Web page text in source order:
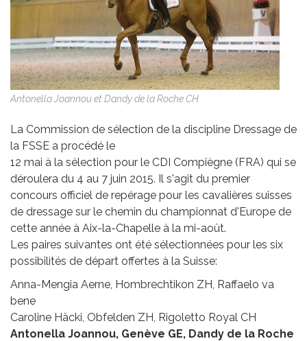
Antonella Joannou et Dandy de la Roche CH
La Commission de sélection de la discipline Dressage de
la FSSE a procédé le
12 mai à la sélection pour le CDI Compiègne (FRA) qui se
déroulera du 4 au 7 juin 2015. Il s'agit du premier
concours officiel de repérage pour les cavalières suisses
de dressage sur le chemin du championnat d'Europe de
cette année à Aix-la-Chapelle à la mi-août.
Les paires suivantes ont été sélectionnées pour les six
possibilités de départ offertes à la Suisse:
Anna-Mengia Aerne, Hombrechtikon ZH, Raffaelo va
bene
Caroline Häcki, Obfelden ZH, Rigoletto Royal CH
Antonella Joannou, Genève GE, Dandy de la Roche